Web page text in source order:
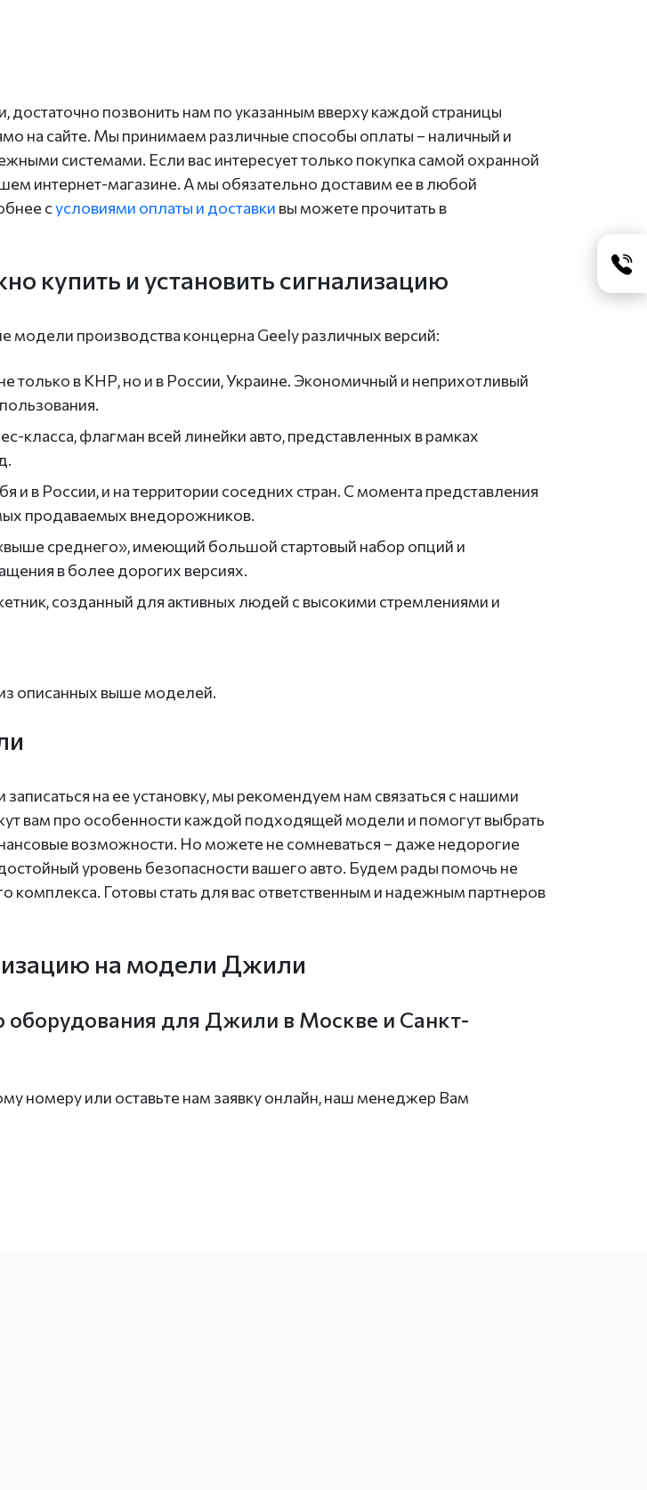
достаточно позвонить нам по указанным вверху каждой страницы
на сайте. Мы принимаем различные способы оплаты – наличный и
системами. Если вас интересует только покупка самой охранной
интернет-магазине. А мы обязательно доставим ее в любой
сусловиями оплаты и доставки вы можете прочитать в
купить и установить сигнализацию
производства концерна Geely различных версий:
только в КНР, но и в России, Украине. Экономичный и неприхотливый
класса, флагман всей линейки авто, представленных в рамках
в России, и на территории соседних стран. С момента представления
продаваемых внедорожников.
среднего», имеющий большой стартовый набор опций и
в более дорогих версиях.
созданный для активных людей с высокими стремлениями и
описанных выше моделей.
на ее установку, мы рекомендуем нам связаться с нашими
вам про особенности каждой подходящей модели и помогут выбрать
возможности. Но можете не сомневаться – даже недорогие
уровень безопасности вашего авто. Будем рады помочь не
Готовы стать для вас ответственным и надежным партнеров
на модели Джили
оборудования для Джили в Москве и Санкт-
номеру или оставьте нам заявку онлайн, наш менеджер Вам